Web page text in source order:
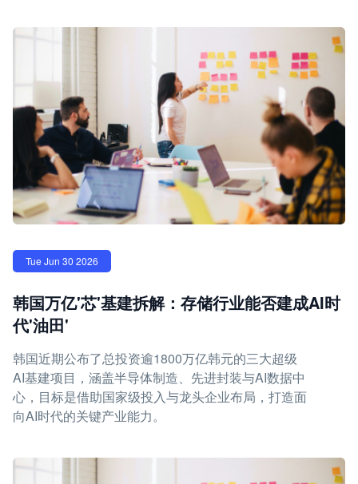
Tue Jun 30 2026
韩国万亿'芯'基建拆解：存储行业能否建成AI时
代'油田'
韩国近期公布了总投资逾1800万亿韩元的三大超级
AI基建项目，涵盖半导体制造、先进封装与AI数据中
心，目标是借助国家级投入与龙头企业布局，打造面
向AI时代的关键产业能力。